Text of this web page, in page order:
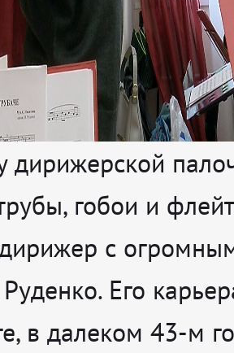
дирижерской
гобои и
с
Его
в далеком 43-м